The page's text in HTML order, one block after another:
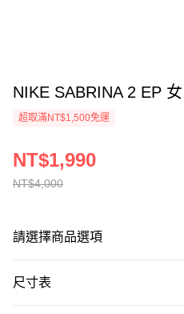
NIKE SABRINA 2 EP
超取滿NT$1,500免運
NT$4,000
NT$1,990
請選擇商品選項
尺寸表